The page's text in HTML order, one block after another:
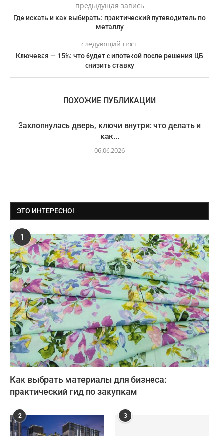
предыдущая запись
Где искать и как выбирать: практический путеводитель по
металлу
следующий пост
Ключевая — 15%: что будет с ипотекой после решения ЦБ
снизить ставку
ПОХОЖИЕ ПУБЛИКАЦИИ
Захлопнулась дверь, ключи внутри: что делать и
как...
06.06.2026
ЭТО ИНТЕРЕСНО!
1
Как выбрать материалы для бизнеса:
практический гид по закупкам
2 3